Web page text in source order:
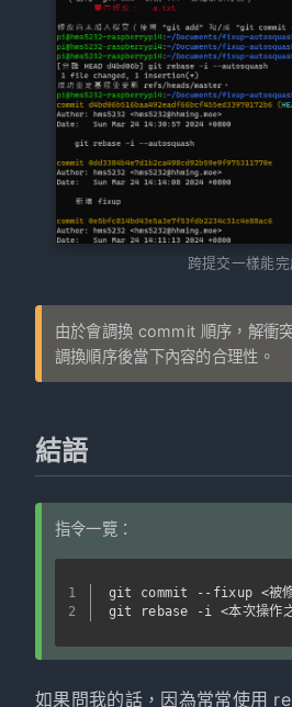
跨提交一樣能完
由於會調換 commit 順序，解衝
調換順序後當下內容的合理性。
結語
指令一覽：
1
2
git commit --fixup <被修
git rebase -i <本次操作
如果問我的話，因為常常使用